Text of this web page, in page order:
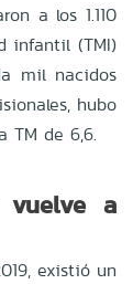
a los 1.110
infantil (TMI)
mil nacidos
hubo
TM de 6,6.
vuelve a
existió un